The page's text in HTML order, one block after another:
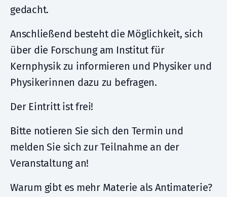
gedacht.
Anschließend besteht die Möglichkeit, sich
über die Forschung am Institut für
Kernphysik zu informieren und Physiker und
Physikerinnen dazu zu befragen.
Der Eintritt ist frei!
Bitte notieren Sie sich den Termin und
melden Sie sich zur Teilnahme an der
Veranstaltung an!
Warum gibt es mehr Materie als Antimaterie?